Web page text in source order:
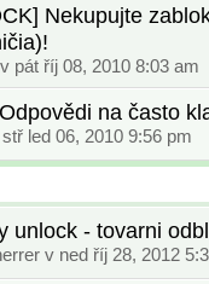
Nekupujte
v pát říj 08, 2010 8:03 am
na často
led 06, 2010 9:56 pm
unlock - tovarni
v ned říj 28, 2012